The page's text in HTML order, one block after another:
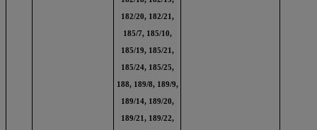
182/20, 182/21,
185/7, 185/10,
185/19, 185/21,
185/24, 185/25,
188, 189/8, 189/9,
189/14, 189/20,
189/21, 189/22,